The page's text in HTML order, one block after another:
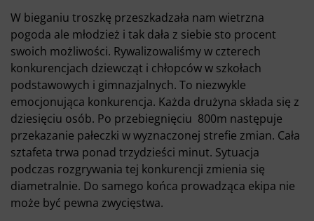
W bieganiu troszkę przeszkadzała nam wietrzna
pogoda ale młodzież i tak dała z siebie sto procent
swoich możliwości. Rywalizowaliśmy w czterech
konkurencjach dziewcząt i chłopców w szkołach
podstawowych i gimnazjalnych. To niezwykle
emocjonująca konkurencja. Każda drużyna składa się z
dziesięciu osób. Po przebiegnięciu 800m następuje
przekazanie pałeczki w wyznaczonej strefie zmian. Cała
sztafeta trwa ponad trzydzieści minut. Sytuacja
podczas rozgrywania tej konkurencji zmienia się
diametralnie. Do samego końca prowadząca ekipa nie
może być pewna zwycięstwa.